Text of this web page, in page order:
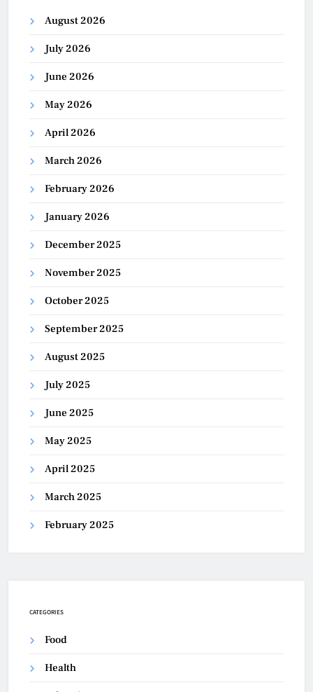
August 2026
July 2026
June 2026
May 2026
April 2026
March 2026
February 2026
January 2026
December 2025
November 2025
October 2025
September 2025
August 2025
July 2025
June 2025
May 2025
April 2025
March 2025
February 2025
CATEGORIES
Food
Health